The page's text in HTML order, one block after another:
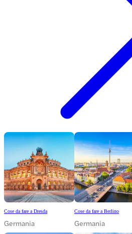
Cose da fare a Dresda
Germania
Cose da fare a Berlino
Germania